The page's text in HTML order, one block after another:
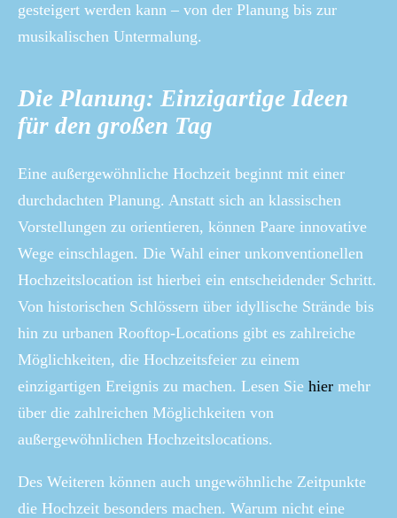
gesteigert werden kann – von der Planung bis zur
musikalischen Untermalung.
Die Planung: Einzigartige Ideen
für den großen Tag
Eine außergewöhnliche Hochzeit beginnt mit einer
durchdachten Planung. Anstatt sich an klassischen
Vorstellungen zu orientieren, können Paare innovative
Wege einschlagen. Die Wahl einer unkonventionellen
Hochzeitslocation ist hierbei ein entscheidender Schritt.
Von historischen Schlössern über idyllische Strände bis
hin zu urbanen Rooftop-Locations gibt es zahlreiche
Möglichkeiten, die Hochzeitsfeier zu einem
einzigartigen Ereignis zu machen. Lesen Sie hier mehr
über die zahlreichen Möglichkeiten von
außergewöhnlichen Hochzeitslocations.
Des Weiteren können auch ungewöhnliche Zeitpunkte
die Hochzeit besonders machen. Warum nicht eine